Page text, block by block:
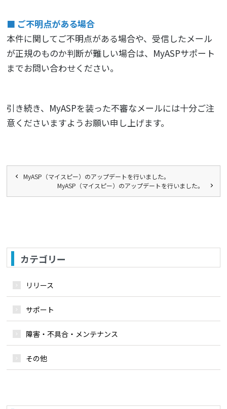
■ ご不明点がある場合
本件に関してご不明点がある場合や、受信したメール
が正規のものか判断が難しい場合は、MyASPサポート
までお問い合わせください。
引き続き、MyASPを装った不審なメールには十分ご注
意くださいますようお願い申し上げます。
MyASP（マイスピー）のアップデートを行いました。
MyASP（マイスピー）のアップデートを行いました。
カテゴリー
リリース
サポート
障害・不具合・メンテナンス
その他